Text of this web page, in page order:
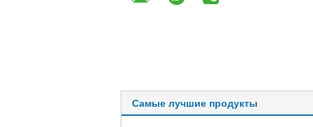
Самые лучшие продукты